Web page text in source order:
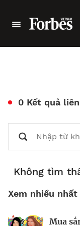
0 Kết quả
Không tìm
Xem nhiều nhất
Mua
Nhà
Kiểm